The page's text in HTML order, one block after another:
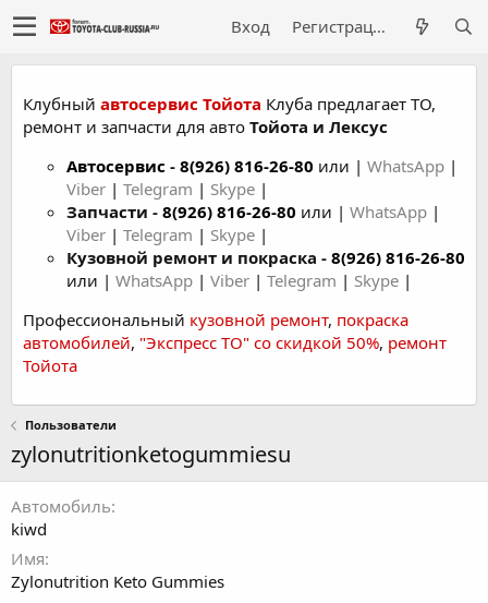
Вход Регистрация
Клубный автосервис Тойота Клуба предлагает ТО,
ремонт и запчасти для авто Тойота и Лексус
Автосервис - 8(926) 816-26-80 или | WhatsApp |
Viber | Telegram | Skype |
Запчасти - 8(926) 816-26-80 или | WhatsApp |
Viber | Telegram | Skype |
Кузовной ремонт и покраска - 8(926) 816-26-80
или | WhatsApp | Viber | Telegram | Skype |
Профессиональный кузовной ремонт, покраска
автомобилей, "Экспресс ТО" со скидкой 50%, ремонт
Тойота
Пользователи
zylonutritionketogummiesu
Автомобиль
kiwd
Имя
Zylonutrition Keto Gummies